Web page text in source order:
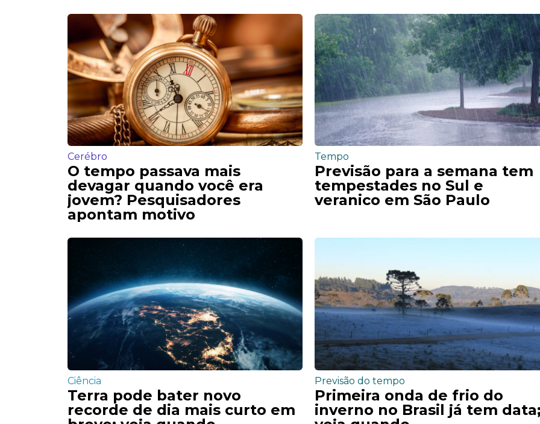
Cerébro
O tempo passava mais
devagar quando você era
jovem? Pesquisadores
apontam motivo
Tempo
Previsão para a semana tem
tempestades no Sul e
veranico em São Paulo
Ciência
Terra pode bater novo
recorde de dia mais curto em
Previsão do tempo
Primeira onda de frio do
inverno no Brasil já tem